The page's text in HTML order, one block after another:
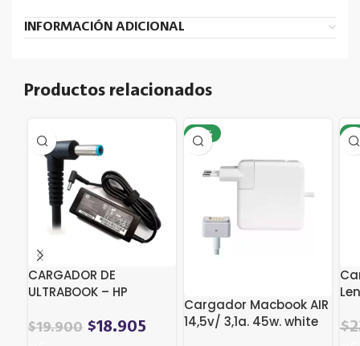
INFORMACIÓN ADICIONAL
Productos relacionados
CARGADOR DE
ULTRABOOK – HP
4.5*3.0)
$19.900 $18.905
-17%
Cargador Macbook AIR
14,5v/ 3,1a. 45w. white
-
El
$